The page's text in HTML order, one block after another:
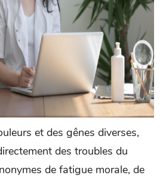
et des gênes diverses,
des troubles du
de fatigue morale, de